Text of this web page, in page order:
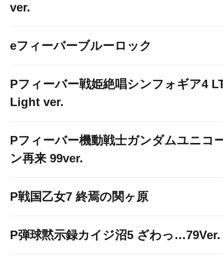
羽曳野店が誕生
ver.
eフィーバーブルーロック
Pフィーバー戦姫絶唱シンフォギア4
Light ver.
Pフィーバー機動戦士ガンダムユニコ
ン再来 99ver.
P戦国乙女7 終焉の関ヶ原
P弾球黙示録カイジ沼5 ざわっ…79Ver.